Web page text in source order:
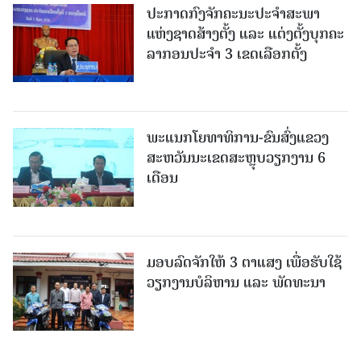
ປະກາດກົງຈັກຄະນະປະຈໍາສະພາ
ແຫ່ງຊາດສ້າງຕັ້ງ ແລະ ແຕ່ງຕັ້ງບຸກຄະ
ລາກອນປະຈໍາ 3 ເຂດເລືອກຕັ້ງ
ພະແນກໂຍທາທິການ-ຂົນສົ່ງແຂວງ
ສະຫວັນນະເຂດສະຫຼຸບວຽກງານ 6
ເດືອນ
ມອບລົດຈັກໃຫ້ 3 ຕາແສງ ເພື່ອຮັບໃຊ້
ວຽກງານບໍລິຫານ ແລະ ພັດທະນາ